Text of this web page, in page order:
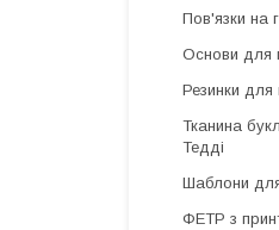
Пов'язки на
Основи для
Резинки для
Тканина
Тедді
Шаблони для
ФЕТР з